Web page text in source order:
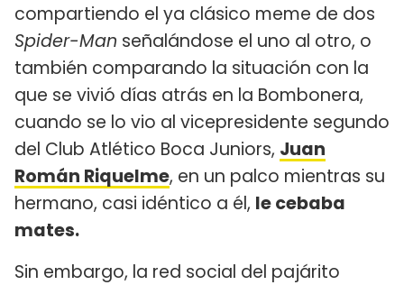
compartiendo el ya clásico meme de dos
Spider-Man señalándose el uno al otro, o
también comparando la situación con la
que se vivió días atrás en la Bombonera,
cuando se lo vio al vicepresidente segundo
del Club Atlético Boca Juniors, Juan
Román Riquelme, en un palco mientras su
hermano, casi idéntico a él, le cebaba
mates.
Sin embargo, la red social del pajárito